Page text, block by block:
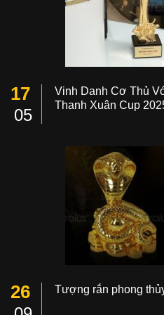
17
05
Vinh Danh Cơ Thủ
Thanh Xuân Cup
26 Tượng rắn phong